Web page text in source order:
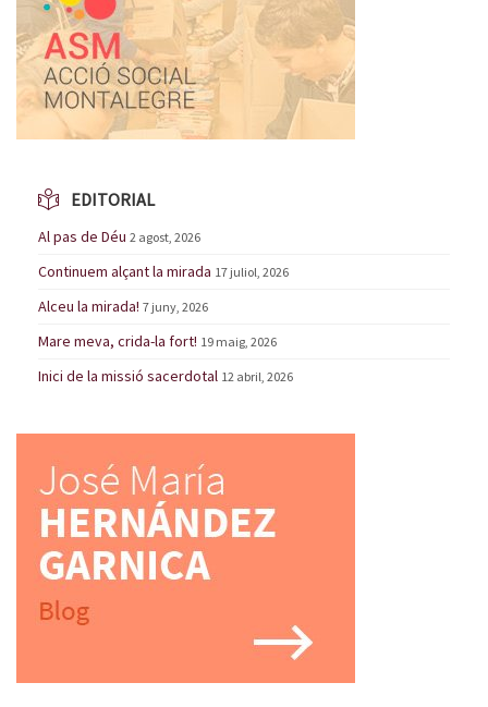
EDITORIAL
Al pas de Déu 2 agost, 2026
Continuem alçant la mirada 17 juliol, 2026
Alceu la mirada! 7 juny, 2026
Mare meva, crida-la fort! 19 maig, 2026
Inici de la missió sacerdotal 12 abril, 2026